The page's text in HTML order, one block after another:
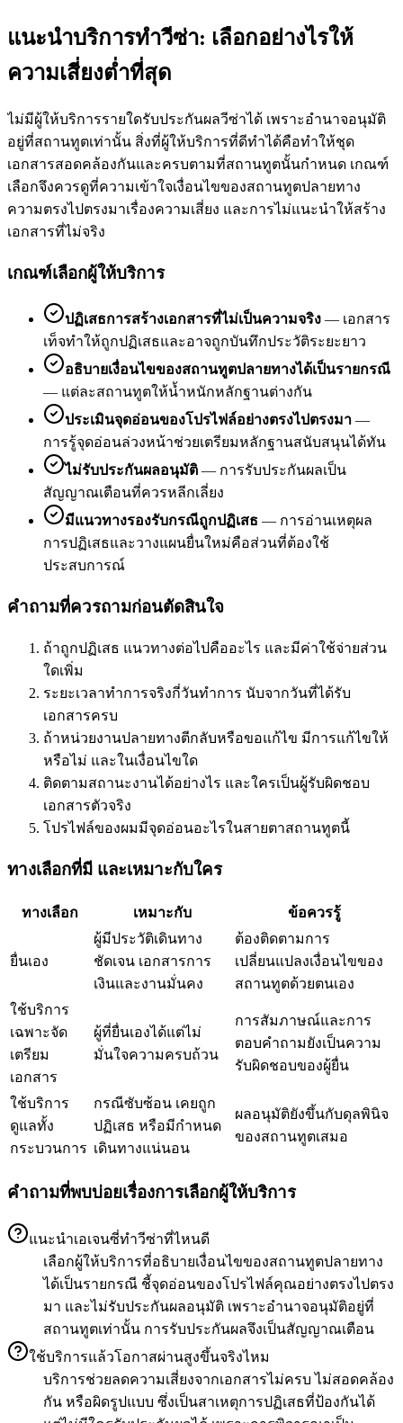
แนะนำบริการทำวีซ่า: เลือกอย่างไรให้
ความเสี่ยงต่ำที่สุด
ไม่มีผู้ให้บริการรายใดรับประกันผลวีซ่าได้ เพราะอำนาจอนุมัติ
อยู่ที่สถานทูตเท่านั้น สิ่งที่ผู้ให้บริการที่ดีทำได้คือทำให้ชุด
เอกสารสอดคล้องกันและครบตามที่สถานทูตนั้นกำหนด เกณฑ์
เลือกจึงควรดูที่ความเข้าใจเงื่อนไขของสถานทูตปลายทาง
ความตรงไปตรงมาเรื่องความเสี่ยง และการไม่แนะนำให้สร้าง
เอกสารที่ไม่จริง
เกณฑ์เลือกผู้ให้บริการ
ปฏิเสธการสร้างเอกสารที่ไม่เป็นความจริง — เอกสาร
เท็จทำให้ถูกปฏิเสธและอาจถูกบันทึกประวัติระยะยาว
อธิบายเงื่อนไขของสถานทูตปลายทางได้เป็นรายกรณี
— แต่ละสถานทูตให้น้ำหนักหลักฐานต่างกัน
ประเมินจุดอ่อนของโปรไฟล์อย่างตรงไปตรงมา —
การรู้จุดอ่อนล่วงหน้าช่วยเตรียมหลักฐานสนับสนุนได้ทัน
ไม่รับประกันผลอนุมัติ — การรับประกันผลเป็น
สัญญาณเตือนที่ควรหลีกเลี่ยง
มีแนวทางรองรับกรณีถูกปฏิเสธ — การอ่านเหตุผล
การปฏิเสธและวางแผนยื่นใหม่คือส่วนที่ต้องใช้
ประสบการณ์
คำถามที่ควรถามก่อนตัดสินใจ
ถ้าถูกปฏิเสธ แนวทางต่อไปคืออะไร และมีค่าใช้จ่ายส่วน
ใดเพิ่ม
ระยะเวลาทำการจริงกี่วันทำการ นับจากวันที่ได้รับ
เอกสารครบ
ถ้าหน่วยงานปลายทางตีกลับหรือขอแก้ไข มีการแก้ไขให้
หรือไม่ และในเงื่อนไขใด
ติดตามสถานะงานได้อย่างไร และใครเป็นผู้รับผิดชอบ
เอกสารตัวจริง
โปรไฟล์ของผมมีจุดอ่อนอะไรในสายตาสถานทูตนี้
ทางเลือกที่มี และเหมาะกับใคร
ทางเลือก เหมาะกับ ข้อควรรู้
ยื่นเอง
ผู้มีประวัติเดินทาง
ชัดเจน เอกสารการ
เงินและงานมั่นคง
ต้องติดตามการ
เปลี่ยนแปลงเงื่อนไขของ
สถานทูตด้วยตนเอง
ใช้บริการ
เฉพาะจัด
เตรียม
เอกสาร
ผู้ที่ยื่นเองได้แต่ไม่
มั่นใจความครบถ้วน
การสัมภาษณ์และการ
ตอบคำถามยังเป็นความ
รับผิดชอบของผู้ยื่น
ใช้บริการ
ดูแลทั้ง
กระบวนการ
กรณีซับซ้อน เคยถูก
ปฏิเสธ หรือมีกำหนด
เดินทางแน่นอน
ผลอนุมัติยังขึ้นกับดุลพินิจ
ของสถานทูตเสมอ
คำถามที่พบบ่อยเรื่องการเลือกผู้ให้บริการ
แนะนำเอเจนซี่ทำวีซ่าที่ไหนดี
เลือกผู้ให้บริการที่อธิบายเงื่อนไขของสถานทูตปลายทาง
ได้เป็นรายกรณี ชี้จุดอ่อนของโปรไฟล์คุณอย่างตรงไปตรง
มา และไม่รับประกันผลอนุมัติ เพราะอำนาจอนุมัติอยู่ที่
สถานทูตเท่านั้น การรับประกันผลจึงเป็นสัญญาณเตือน
ใช้บริการแล้วโอกาสผ่านสูงขึ้นจริงไหม
บริการช่วยลดความเสี่ยงจากเอกสารไม่ครบ ไม่สอดคล้อง
กัน หรือผิดรูปแบบ ซึ่งเป็นสาเหตุการปฏิเสธที่ป้องกันได้